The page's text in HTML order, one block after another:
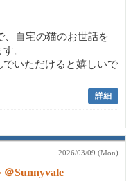
、自宅の猫のお世話を
。
いただけると嬉しいで
詳細
2026/03/09 (Mon)
Sunnyvale